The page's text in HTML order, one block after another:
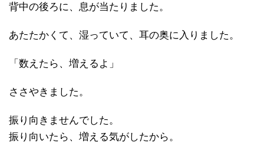
背中の後ろに、息が当たりました。
あたたかくて、湿っていて、耳の奥に入りました。
「数えたら、増えるよ」
ささやきました。
振り向きませんでした。
振り向いたら、増える気がしたから。